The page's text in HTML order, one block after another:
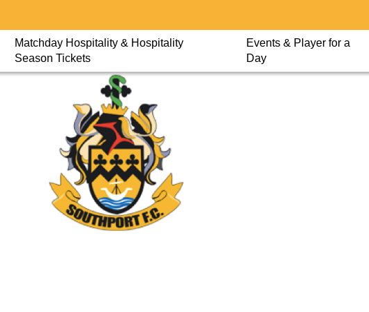
Matchday Hospitality & Hospitality
Season Tickets
Events & Player for a
Day